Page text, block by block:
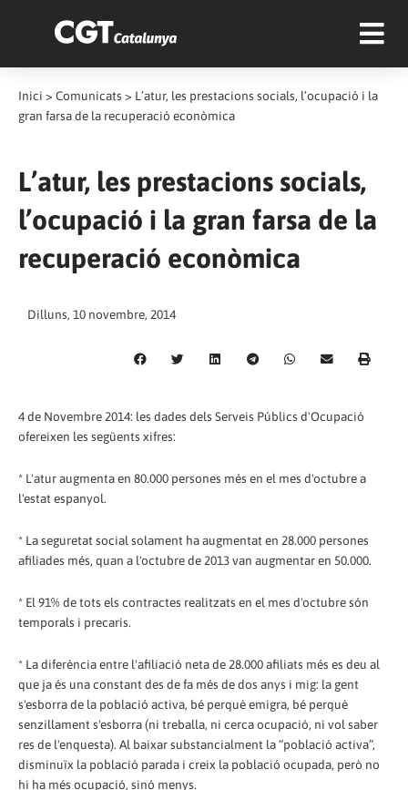
Inici > Comunicats > L’atur, les prestacions socials, l’ocupació i la
gran farsa de la recuperació econòmica
L’atur, les prestacions socials,
l’ocupació i la gran farsa de la
recuperació econòmica
Dilluns, 10 novembre, 2014
4 de Novembre 2014: les dades dels Serveis Públics d'Ocupació
ofereixen les següents xifres:
* L'atur augmenta en 80.000 persones més en el mes d'octubre a
l'estat espanyol.
* La seguretat social solament ha augmentat en 28.000 persones
afiliades més, quan a l'octubre de 2013 van augmentar en 50.000.
* El 91% de tots els contractes realitzats en el mes d'octubre són
temporals i precaris.
* La diferència entre l'afiliació neta de 28.000 afiliats més es deu al
que ja és una constant des de fa més de dos anys i mig: la gent
s'esborra de la població activa, bé perquè emigra, bé perquè
senzillament s'esborra (ni treballa, ni cerca ocupació, ni vol saber
res de l'enquesta). Al baixar substancialment la “població activa”,
disminuïx la població parada i creix la població ocupada, però no
hi ha més ocupació, sinó menys.